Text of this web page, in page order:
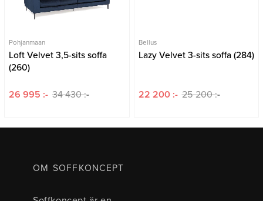
Pohjanmaan
Loft Velvet 3,5-sits soffa
(260)
26 995 :- 34 430 :-
Bellus
Lazy Velvet 3-sits soffa (284)
22 200 :- 25 200 :-
OM SOFFKONCEPT